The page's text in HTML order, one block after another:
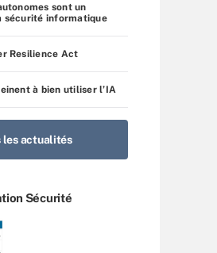
sont un
sécurité informatique
Resilience Act
à bien utiliser l’IA
les actualités
Sécurité